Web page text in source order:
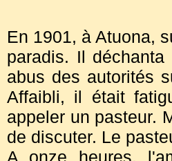
En 1901, à Atuona,
paradis. Il
abus des autorités
Affaibli, il était
appeler un pasteur.
de discuter. Le
A onze heures,
l'inspiration.